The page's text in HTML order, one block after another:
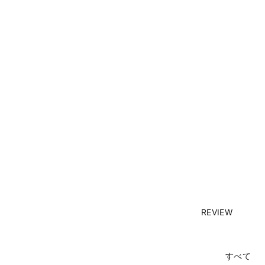
REVIEW
すべて